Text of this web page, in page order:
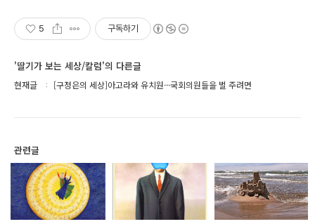
5 구독하기
'딸기가 보는 세상/칼럼'의 다른글
현재글 [구정은의 세상]아고라와 유치원···국회의원들을 벌 주려면
관련글